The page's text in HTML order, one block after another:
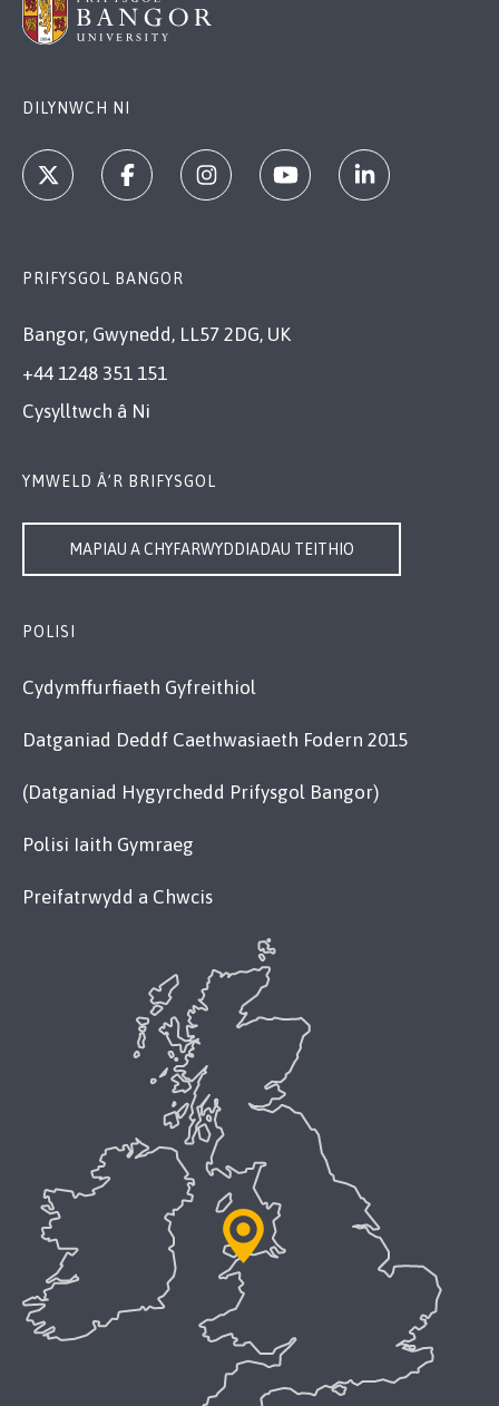
DILYNWCH NI
PRIFYSGOL BANGOR
Bangor, Gwynedd, LL57 2DG, UK
+44 1248 351 151
Cysylltwch â Ni
YMWELD Â’R BRIFYSGOL
MAPIAU A CHYFARWYDDIADAU TEITHIO
POLISI
Cydymffurfiaeth Gyfreithiol
Datganiad Deddf Caethwasiaeth Fodern 2015
(Datganiad Hygyrchedd Prifysgol Bangor)
Polisi Iaith Gymraeg
Preifatrwydd a Chwcis